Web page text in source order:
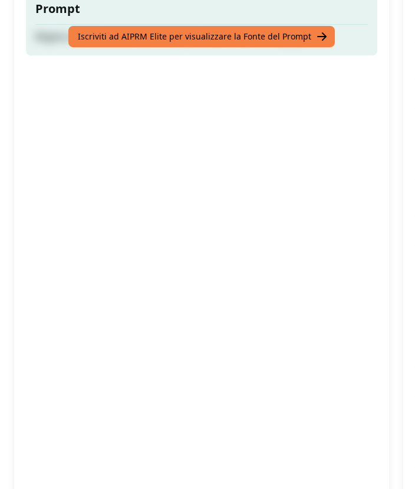
Prompt
Migliora i tuoi contenuti esistenti per massimizzare l'engagement
Iscriviti ad AIPRM Elite per visualizzare la Fonte del Prompt